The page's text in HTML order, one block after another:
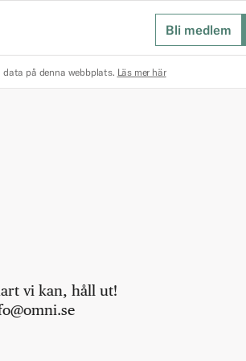
Bli medlem
data på denna webbplats. Läs mer här
vi kan, håll ut!